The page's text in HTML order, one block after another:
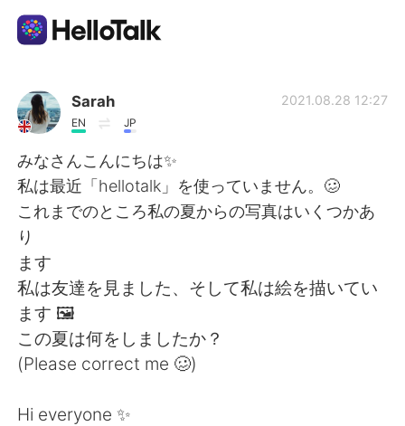
Aplicativo de troca de idioma
AI Grammar Checker
Português
English
繁體中文
العربية Français
Deutsch
Sarah
EN JP
2021.08.28 12:27
みなさんこんにちは✨
私は最近「hellotalk」を使っていません。🥴
これまでのところ私の夏からの写真はいくつかあ
り
ます
私は友達を見ました、そして私は絵を描いてい
ます 🖼
この夏は何をしましたか？
(Please correct me 🥴)
Hi everyone ✨